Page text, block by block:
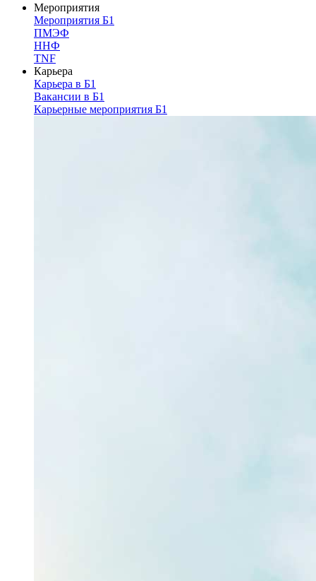
Мероприятия
Мероприятия Б1
ПМЭФ
ННФ
TNF
Карьера
Карьера в Б1
Вакансии в Б1
Карьерные мероприятия Б1